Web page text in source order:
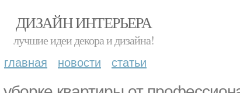
ДИЗАЙН ИНТЕРЬЕРА
лучшие идеи декора и дизайна!
главная новости статьи